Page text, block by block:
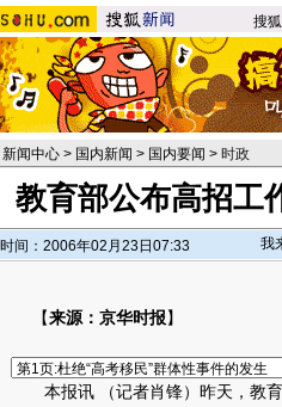
搜
新闻中心 > 国内新闻 > 国内要闻 > 时政
教育部公布高招工
时间：2006年02月23日07:33 我
【来源：京华时报】
本报讯 （记者肖锋）昨天，教育